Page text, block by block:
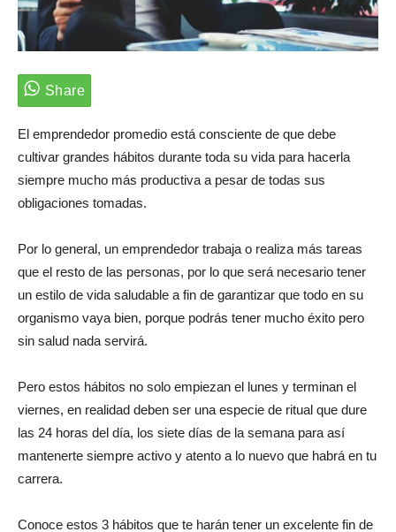
El emprendedor promedio está consciente de que debe
cultivar grandes hábitos durante toda su vida para hacerla
siempre mucho más productiva a pesar de todas sus
obligaciones tomadas.
Por lo general, un emprendedor trabaja o realiza más tareas
que el resto de las personas, por lo que será necesario tener
un estilo de vida saludable a fin de garantizar que todo en su
organismo vaya bien, porque podrás tener mucho éxito pero
sin salud nada servirá.
Pero estos hábitos no solo empiezan el lunes y terminan el
viernes, en realidad deben ser una especie de ritual que dure
las 24 horas del día, los siete días de la semana para así
mantenerte siempre activo y atento a lo nuevo que habrá en tu
carrera.
Conoce estos 3 hábitos que te harán tener un excelente fin de